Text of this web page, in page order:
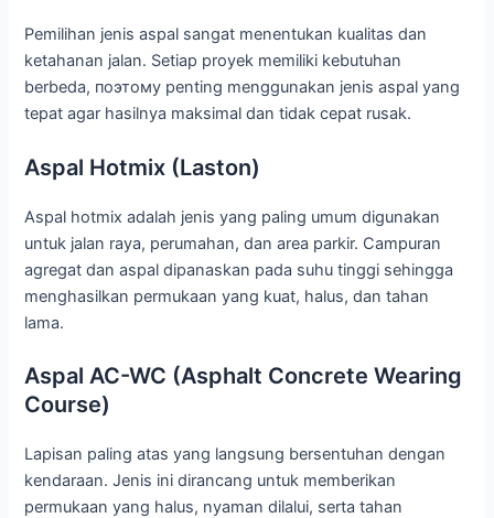
Pemilihan jenis aspal sangat menentukan kualitas dan
ketahanan jalan. Setiap proyek memiliki kebutuhan
berbeda, поэтому penting menggunakan jenis aspal yang
tepat agar hasilnya maksimal dan tidak cepat rusak.
Aspal Hotmix (Laston)
Aspal hotmix adalah jenis yang paling umum digunakan
untuk jalan raya, perumahan, dan area parkir. Campuran
agregat dan aspal dipanaskan pada suhu tinggi sehingga
menghasilkan permukaan yang kuat, halus, dan tahan
lama.
Aspal AC-WC (Asphalt Concrete Wearing
Course)
Lapisan paling atas yang langsung bersentuhan dengan
kendaraan. Jenis ini dirancang untuk memberikan
permukaan yang halus, nyaman dilalui, serta tahan